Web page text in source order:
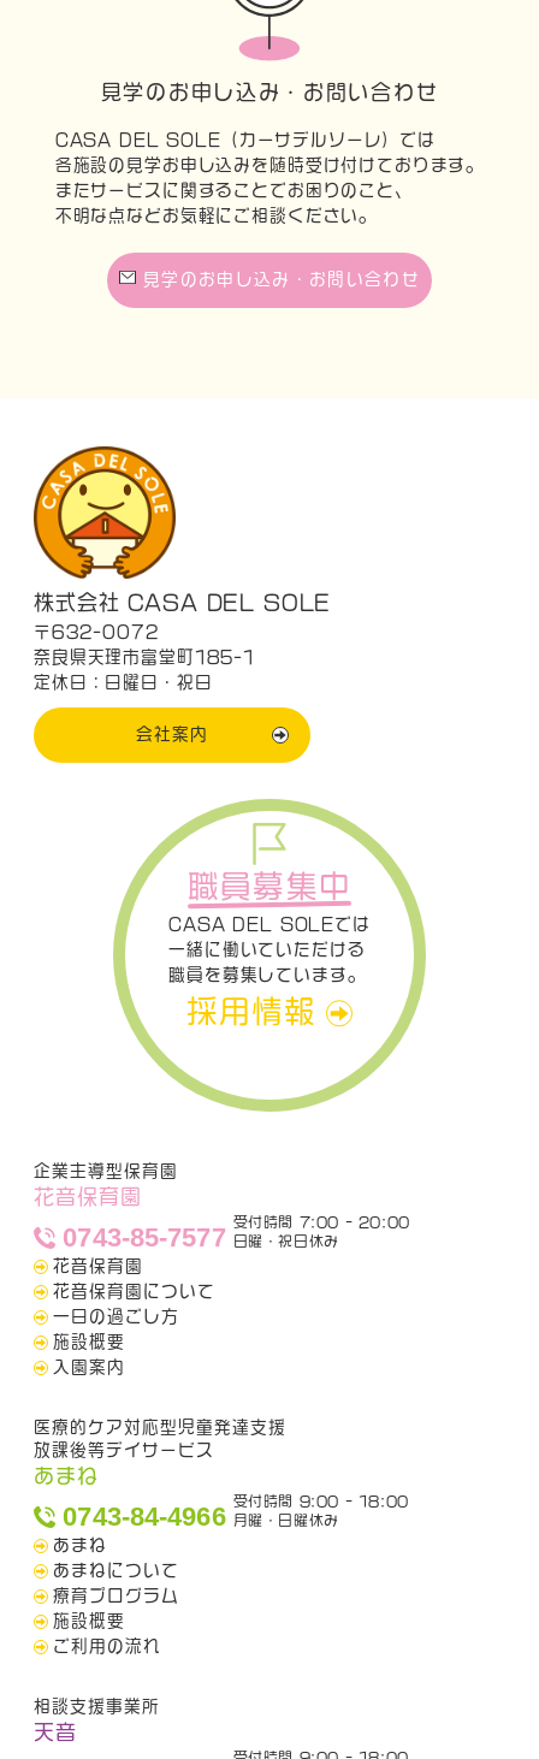
見学のお申し込み・お問い合わせ
CASA DEL SOLE（カーサデルソーレ）では
各施設の見学お申し込みを随時受け付けております。
またサービスに関することでお困りのこと、
不明な点などお気軽にご相談ください。
見学のお申し込み・お問い合わせ
株式会社 CASA DEL SOLE
〒632-0072
奈良県天理市富堂町185-1
定休日：日曜日・祝日
会社案内
職員募集中
CASA DEL SOLEでは
一緒に働いていただける
職員を募集しています。
採用情報
企業主導型保育園
花音保育園
0743-85-7577
受付時間 7:00 - 20:00
日曜・祝日休み
花音保育園
花音保育園について
一日の過ごし方
施設概要
入園案内
医療的ケア対応型児童発達支援
放課後等デイサービス
あまね
0743-84-4966
受付時間 9:00 - 18:00
月曜・日曜休み
あまね
あまねについて
療育プログラム
施設概要
ご利用の流れ
相談支援事業所
天音